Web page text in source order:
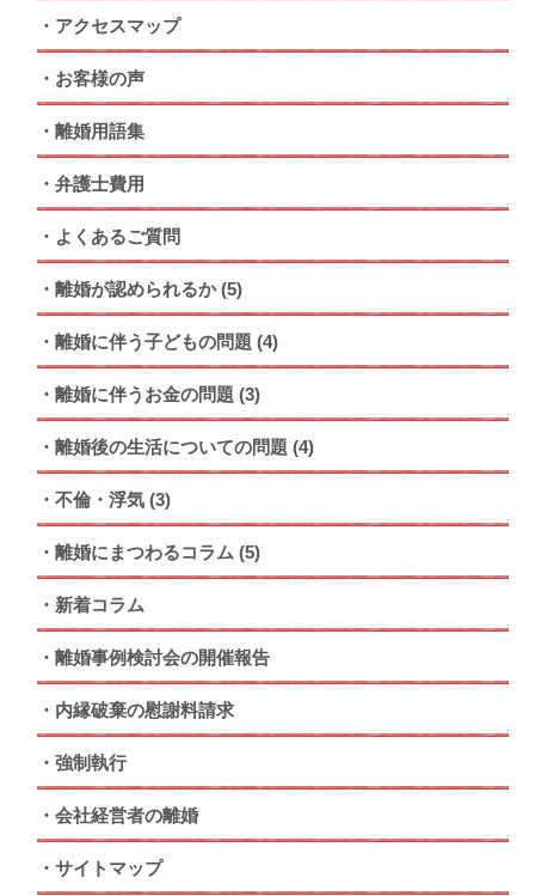
アクセスマップ
お客様の声
離婚用語集
弁護士費用
よくあるご質問
離婚が認められるか (5)
離婚に伴う子どもの問題 (4)
離婚に伴うお金の問題 (3)
離婚後の生活についての問題 (4)
不倫・浮気 (3)
離婚にまつわるコラム (5)
新着コラム
離婚事例検討会の開催報告
内縁破棄の慰謝料請求
強制執行
会社経営者の離婚
サイトマップ